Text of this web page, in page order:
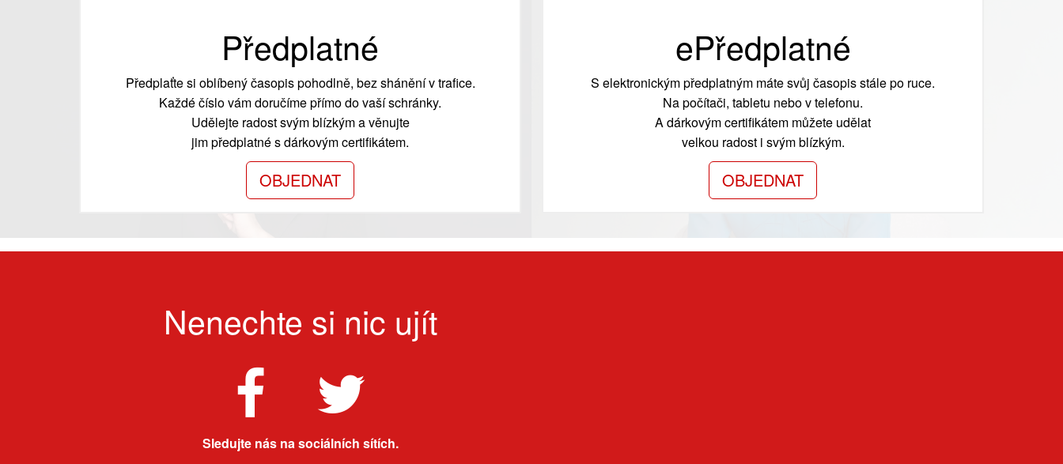
Předplatné
Předplaťte si oblíbený časopis pohodlně, bez shánění v trafice.
Každé číslo vám doručíme přímo do vaší schránky.
Udělejte radost svým blízkým a věnujte
jim předplatné s dárkovým certifikátem.
OBJEDNAT
ePředplatné
S elektronickým předplatným máte svůj časopis stále po ruce.
Na počítači, tabletu nebo v telefonu.
A dárkovým certifikátem můžete udělat
velkou radost i svým blízkým.
OBJEDNAT
Nenechte si nic ujít
Sledujte nás na sociálních sítích.